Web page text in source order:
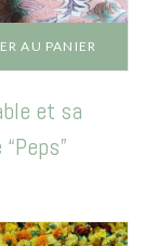
AU PANIER
et sa